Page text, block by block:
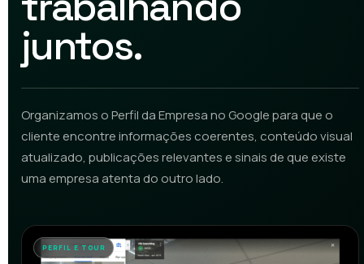
juntos.
Organizamos o Perfil da Empresa no Google para que o
cliente encontre informações coerentes, conteúdo visual
atualizado, publicações relevantes e sinais de que existe
uma empresa atenta do outro lado.
PERFIL E TOUR